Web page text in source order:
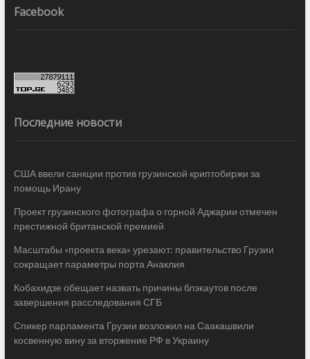
Facebook
Последние новости
США ввели санкции против грузинской криптобиржи за
помощь Ирану
Проект грузинского фотографа о горной Аджарии отмечен
престижной британской премией
Масштабы «проекта века» урезают: правительство Грузии
сокращает параметры порта Анаклия
Кобахидзе обещает назвать причины блэкаутов после
завершения расследования СГБ
Спикер парламента Грузии возложил на Саакашвили
косвенную вину за вторжение РФ в Украину